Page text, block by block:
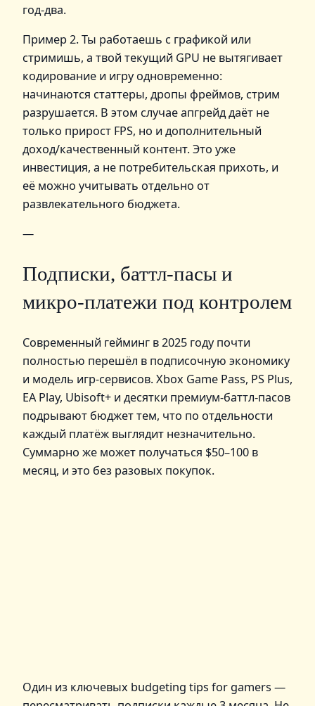
год‑два.
Пример 2. Ты работаешь с графикой или
стримишь, а твой текущий GPU не вытягивает
кодирование и игру одновременно:
начинаются статтеры, дропы фреймов, стрим
разрушается. В этом случае апгрейд даёт не
только прирост FPS, но и дополнительный
доход/качественный контент. Это уже
инвестиция, а не потребительская прихоть, и
её можно учитывать отдельно от
развлекательного бюджета.
—
Подписки, баттл‑пасы и
микро‑платежи под контролем
Современный гейминг в 2025 году почти
полностью перешёл в подписочную экономику
и модель игр‑сервисов. Xbox Game Pass, PS Plus,
EA Play, Ubisoft+ и десятки премиум‑баттл‑пасов
подрывают бюджет тем, что по отдельности
каждый платёж выглядит незначительно.
Суммарно же может получаться $50–100 в
месяц, и это без разовых покупок.
Один из ключевых budgeting tips for gamers —